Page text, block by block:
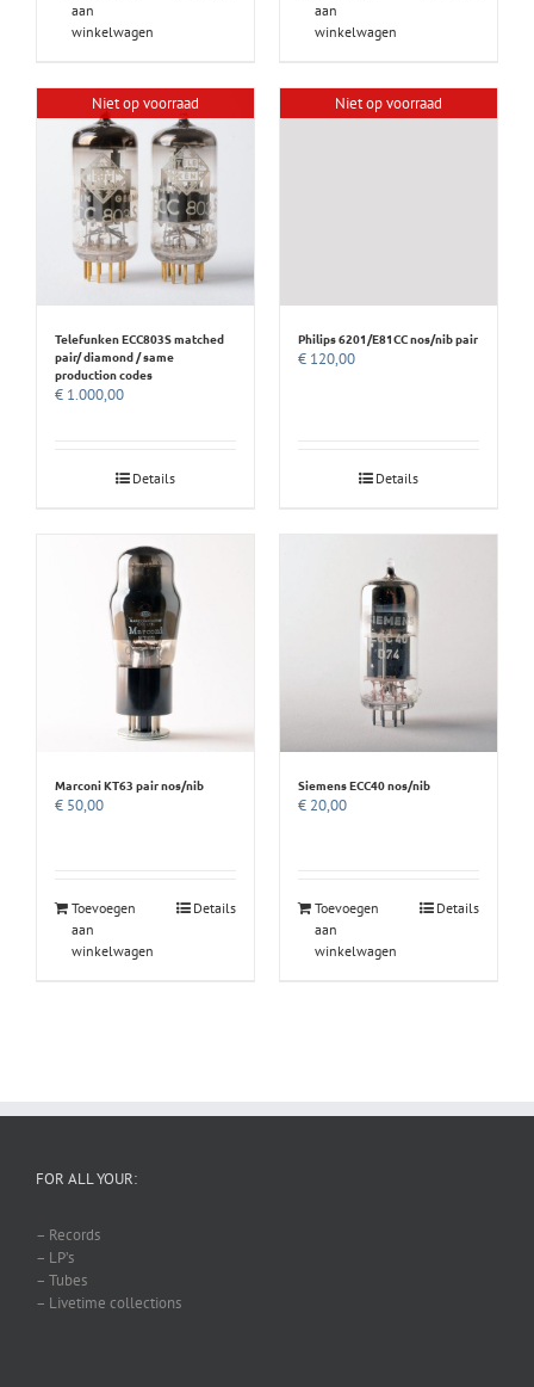
aan
winkelwagen
aan
winkelwagen
Niet op voorraad
Telefunken ECC803S matched
pair/ diamond / same
production codes
€ 1.000,00
Details
Niet op voorraad
Philips 6201/E81CC nos/nib pair
€ 120,00
Details
Marconi KT63 pair nos/nib
€ 50,00
Toevoegen
aan
winkelwagen
Details
Siemens ECC40 nos/nib
€ 20,00
Toevoegen
aan
winkelwagen
Details
FOR ALL YOUR:
– Records
– LP’s
– Tubes
– Livetime collections